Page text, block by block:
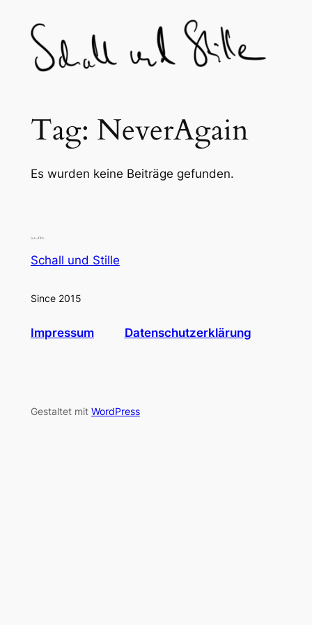
content
Tag: NeverAgain
Es wurden keine Beiträge gefunden.
Schall und Stille
Since 2015
Impressum Datenschutzerklärung
Gestaltet mit WordPress